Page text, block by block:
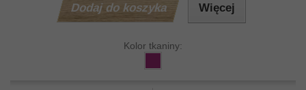
Dodaj do koszyka Więcej
Kolor tkaniny: